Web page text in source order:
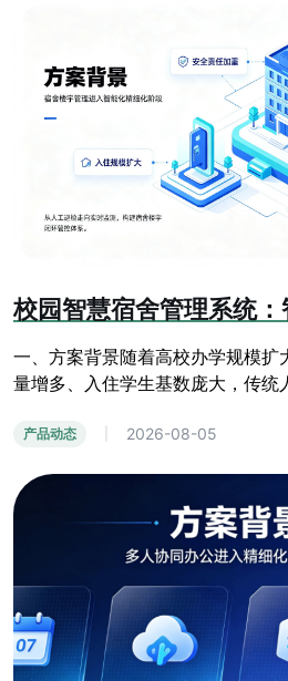
一、方案背景随着高校办学规模扩
量增多、入住学生基数庞大，传统
产品动态 2026-08-05